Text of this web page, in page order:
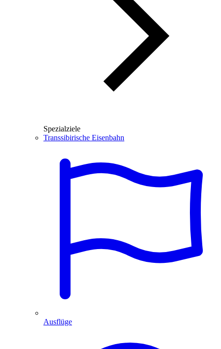
Spezialziele
Transsibirische Eisenbahn
Ausflüge